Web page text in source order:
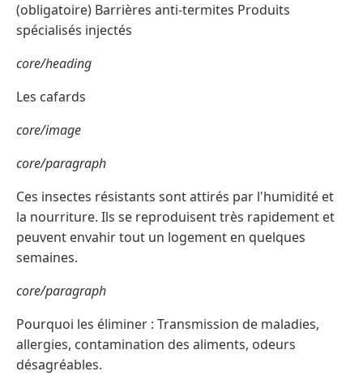
(obligatoire) Barrières anti-termites Produits
spécialisés injectés
core/heading
Les cafards
core/image
core/paragraph
Ces insectes résistants sont attirés par l'humidité et
la nourriture. Ils se reproduisent très rapidement et
peuvent envahir tout un logement en quelques
semaines.
core/paragraph
Pourquoi les éliminer : Transmission de maladies,
allergies, contamination des aliments, odeurs
désagréables.